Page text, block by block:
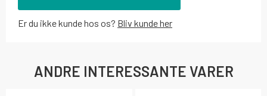
Er du ikke kunde hos os? Bliv kunde her
ANDRE INTERESSANTE VARER